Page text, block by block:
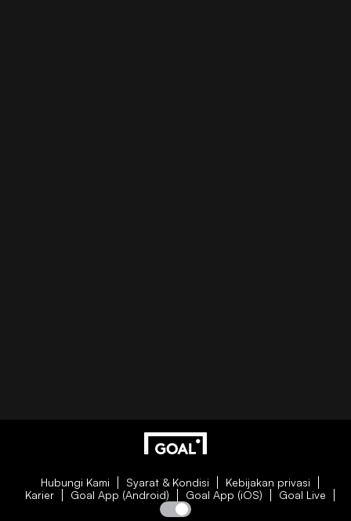
Hubungi Kami Syarat & Kondisi
Kebijakan privasi
Karier
Goal App (Android) Goal App (iOS) Goal Live